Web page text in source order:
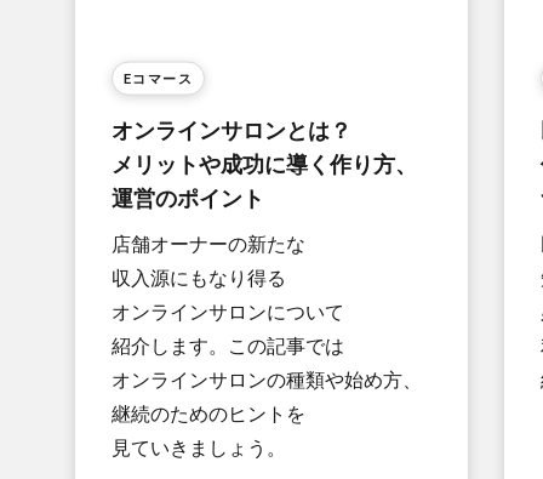
Eコマース
オンラインサロンとは？​
メリットや​成功に​導く​作り方、​
運営の​ポイント
店舗オーナーの​新たな​
収入源にもなり得る​
オンラインサロンに​ついて​
紹介します。​この​記事では​
オンラインサロンの​種類や​始め方、​
継続の​ための​ヒントを​
見ていきましょう。